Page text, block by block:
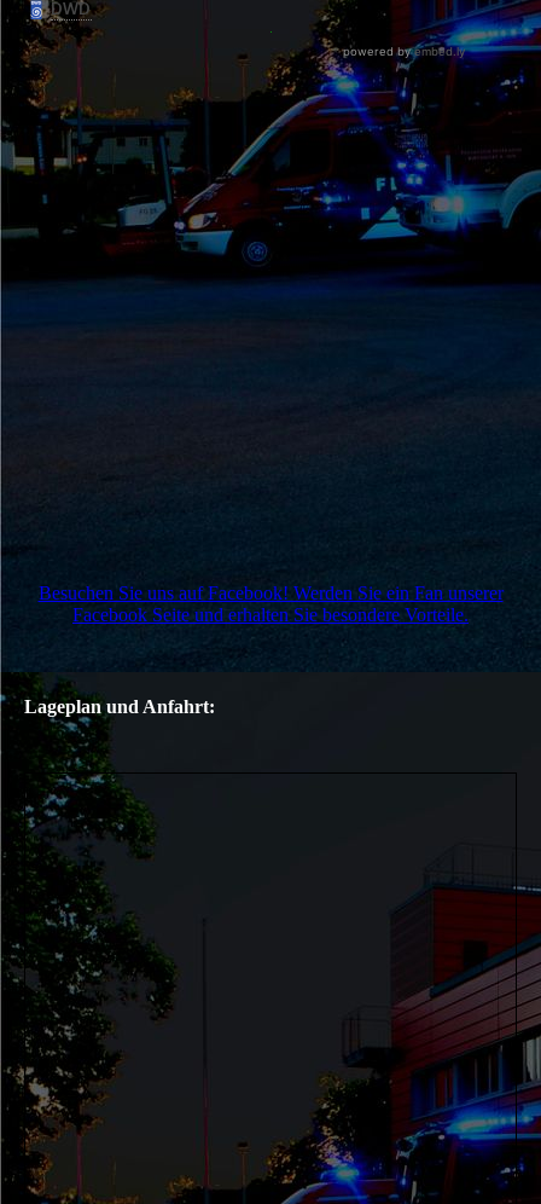
Besuchen Sie uns auf Facebook! Werden Sie ein Fan unserer
Facebook Seite und erhalten Sie besondere Vorteile.
Lageplan und Anfahrt: